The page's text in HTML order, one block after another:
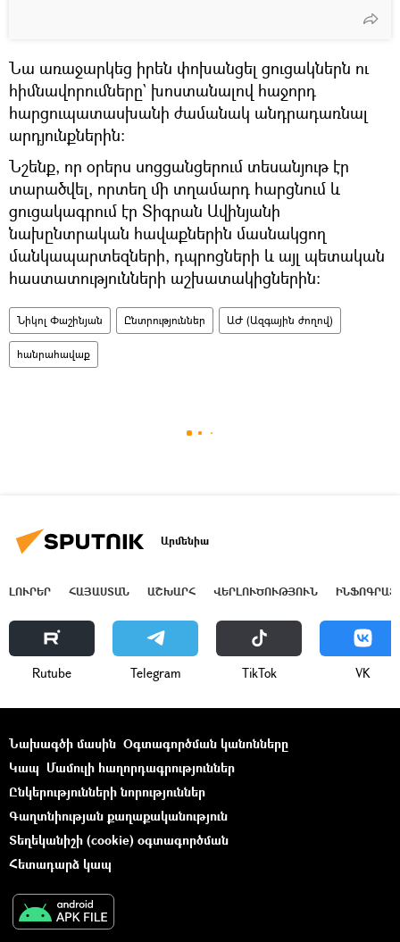
Նա առաջարկեց իրեն փոխանցել ցուցակներն ու
հիմնավորումները` խոստանալով հաջորդ
հարցուպատասխանի ժամանակ անդրադառնալ
արդյունքներին։
Նշենք, որ օրերս սոցցանցերում տեսանյութ էր
տարածվել, որտեղ մի տղամարդ հարցնում և
ցուցակագրում էր Տիգրան Ավինյանի
նախընտրական հավաքներին մասնակցող
մանկապարտեզների, դպրոցների և այլ պետական
հաստատությունների աշխատակիցներին։
Նիկոլ Փաշինյան Ընտրություններ ԱԺ (Ազգային ժողով)
հանրահավաք
Արմենիա
ԼՈՒՐԵՐ ՀԱՅԱՍՏԱՆ ԱՇԽԱՐՀ ՎԵՐԼՈՒԾՈՒԹՅՈՒՆ
Rutube Telegram ТikТоk VK
Նախագծի մասին Օգտագործման կանոնները
Կապ Մամուլի հաղորդագրություններ
Ընկերությունների նորություններ
Գաղտնիության քաղաքականություն
Տեղեկանիշի (cookie) օգտագործման
Հետադարձ կապ